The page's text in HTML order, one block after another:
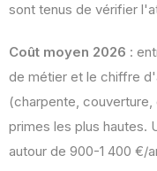
sont tenus de vérifier
Coût moyen 2026 :
de métier et le chiffre
(charpente,
primes les plus hautes.
autour de 900-1 400 €/